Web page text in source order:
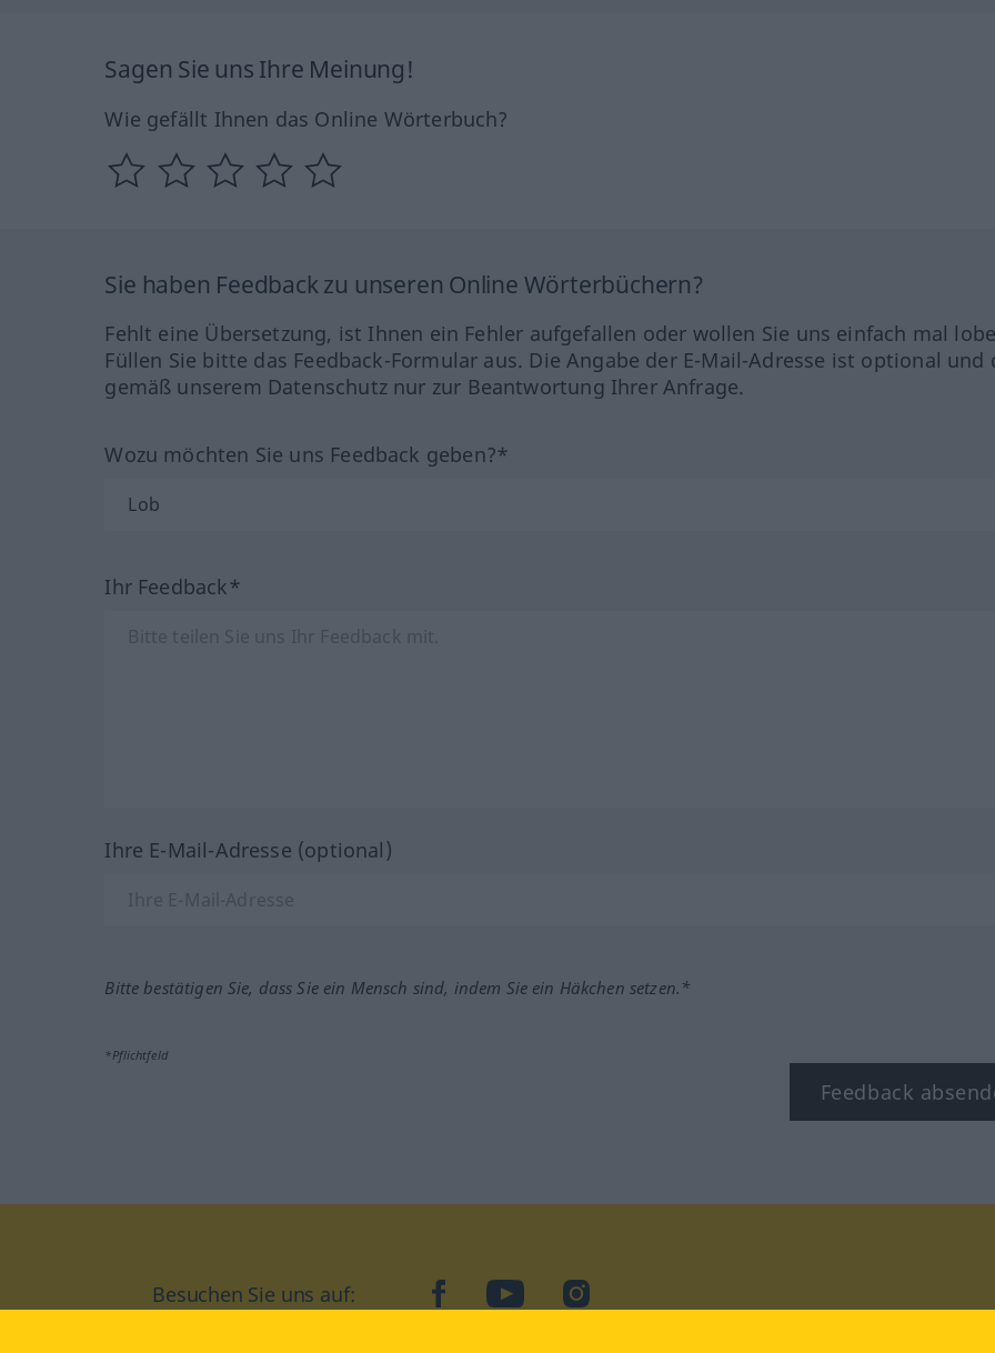
Sagen Sie uns Ihre Meinung!
Wie gefällt Ihnen das Online Wörterbuch?
Sie haben Feedback zu unseren Online Wörterbüchern?
Fehlt eine Übersetzung, ist Ihnen ein Fehler aufgefallen oder wollen Sie uns einfach mal
Füllen Sie bitte das Feedback-Formular aus. Die Angabe der E-Mail-Adresse ist optional und
gemäß unserem Datenschutz nur zur Beantwortung Ihrer Anfrage.
Wozu möchten Sie uns Feedback geben?*
Ihr Feedback*
Ihre E-Mail-Adresse (optional)
Bitte bestätigen Sie, dass Sie ein Mensch sind, indem Sie ein Häkchen setzen.*
*Pflichtfeld
Feedback
Besuchen Sie uns auf: facebookYouTubeInstagram